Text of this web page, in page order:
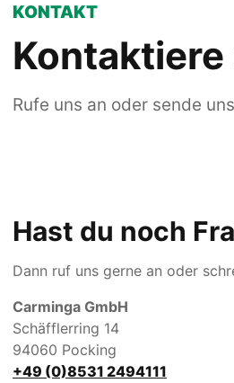
KONTAKT
Kontaktiere
Rufe uns an oder sende
Hast du noch
Dann ruf uns gerne an oder
Carminga GmbH
Schäfflerring 14
94060 Pocking
+49 (0)8531 2494111